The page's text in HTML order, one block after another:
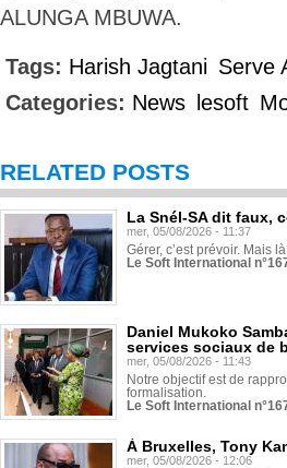
ALUNGA MBUWA.
Tags: Harish Jagtani Serve
Categories: News lesoft
RELATED POSTS
La Snél-SA dit faux,
mer, 05/08/2026 - 11:37
Gérer, c’est prévoir. Mais
Le Soft International
Daniel Mukoko
services sociaux de
mer, 05/08/2026 - 11:43
Notre objectif est de
formalisation.
Le Soft International
À Bruxelles, Tony
mer, 05/08/2026 - 12:06